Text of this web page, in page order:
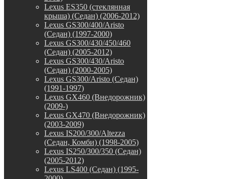
Lexus ES350 (стеклянная
крыша) (Седан) (2006-2012)
Lexus GS300/400/Aristo
(Седан) (1997-2000)
Lexus GS300/430/450/460
(Седан) (2005-2012)
Lexus GS300/430/Aristo
(Седан) (2000-2005)
Lexus GS300/Aristo (Седан)
(1991-1997)
Lexus GX460 (Внедорожник)
(2009-)
Lexus GX470 (Внедорожник)
(2003-2009)
Lexus IS200/300/Altezza
(Седан, Комби) (1998-2005)
Lexus IS250/300/350 (Седан)
(2005-2012)
Lexus LS400 (Седан) (1995-